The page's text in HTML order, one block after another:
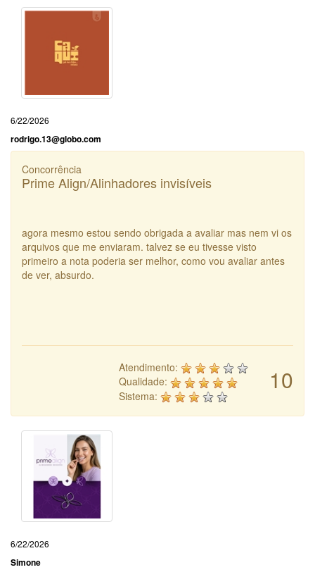
6/22/2026
rodrigo.13@globo.com
Concorrência
Prime Align/Alinhadores invisíveis
agora mesmo estou sendo obrigada a avaliar mas nem vi os
arquivos que me enviaram. talvez se eu tivesse visto
primeiro a nota poderia ser melhor, como vou avaliar antes
de ver, absurdo.
10
Atendimento:
Qualidade:
Sistema:
6/22/2026
Simone